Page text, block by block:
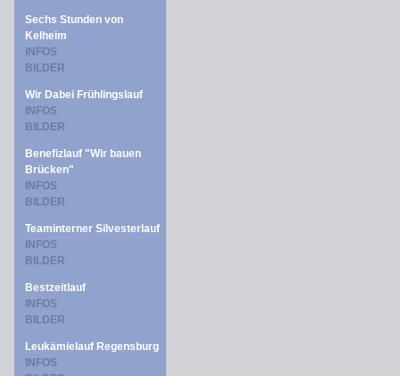
Sechs Stunden von
Kelheim
INFOS
BILDER
Wir Dabei Frühlingslauf
INFOS
BILDER
Benefizlauf "Wir bauen
Brücken"
INFOS
BILDER
Teaminterner Silvesterlauf
INFOS
BILDER
Bestzeitlauf
INFOS
BILDER
Leukämielauf Regensburg
INFOS